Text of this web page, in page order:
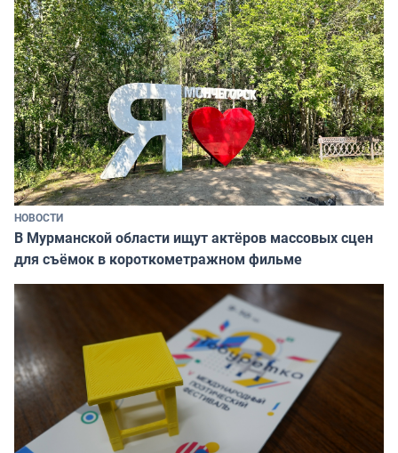
НОВОСТИ
В Мурманской области ищут актёров массовых сцен
для съёмок в короткометражном фильме